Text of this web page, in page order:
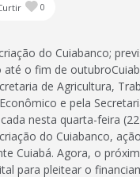
0
do Cuiabanco;
até o fim de
de Agricultura,
e pela
nesta quarta-feira
do Cuiabanco,
Cuiabá. Agora, o
para pleitear o